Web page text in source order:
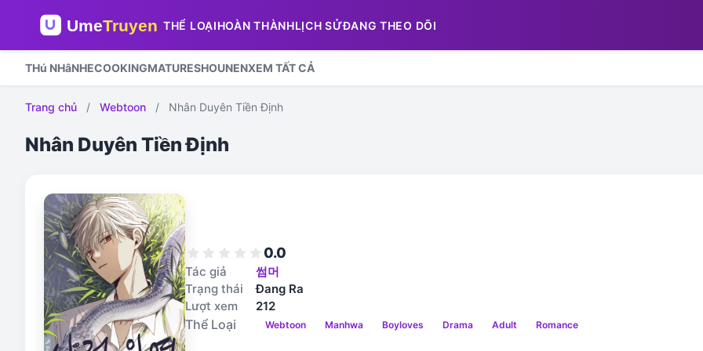
THỂ LOẠIHOÀN THÀNHLỊCH SỬĐANG THEO DÕI
THú NHâNHECOOKINGMATURESHOUNENXEM TẤT CẢ
Trang chủ / Webtoon / Nhân Duyên Tiền Định
Nhân Duyên Tiền Định
star star star star star0.0
Tác giả
썸머
Trạng thái
Đang Ra
Lượt xem
212
Thể Loại Webtoon Manhwa Boyloves Drama Adult Romance